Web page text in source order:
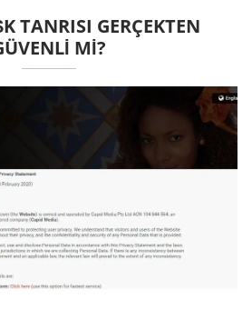
TANRISI GERÇEKTEN
MI?